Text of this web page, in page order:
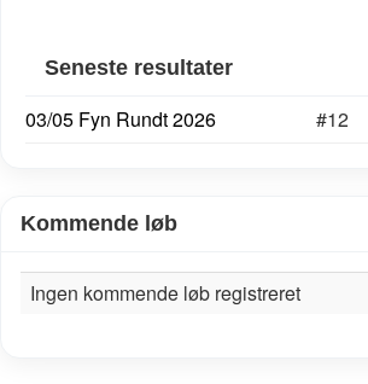
Seneste resultater
03/05 Fyn Rundt 2026 #12
Kommende løb
Ingen kommende løb registreret